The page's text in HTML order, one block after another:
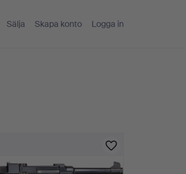
Sälja Skapa konto Logga in